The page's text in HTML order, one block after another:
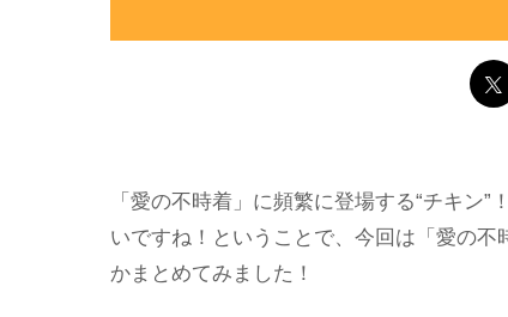
「愛の不時着」に頻繁に登場する“チキン
いですね！ということで、今回は「愛の
かまとめてみました！